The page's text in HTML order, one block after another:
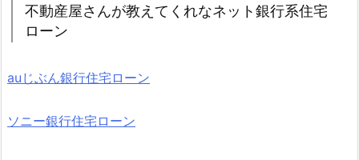
不動産屋さんが教えてくれなネット銀行系住宅
ローン
auじぶん銀行住宅ローン
ソニー銀行住宅ローン